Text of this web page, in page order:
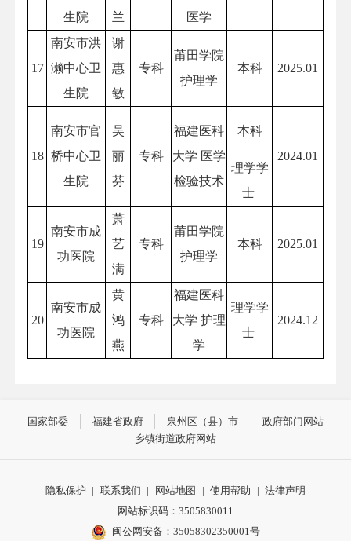
生院
兰
医学
17
南安市洪
濑中心卫
生院
谢
惠
敏
专科
莆田学院
护理学
本科 2025.01
18
南安市官
桥中心卫
生院
吴
丽
芬
专科
福建医科
大学 医学
检验技术
本科
理学学
士
2024.01
19
南安市成
功医院
萧
艺
满
专科
莆田学院
护理学
本科 2025.01
20
南安市成
功医院
黄
鸿
燕
专科
福建医科
大学 护理
学
理学学
士
2024.12
国家部委 福建省政府 泉州区（县）市
政府部门网站
乡镇街道政府网站
隐私保护 | 联系我们 | 网站地图 | 使用帮助 | 法律声明
网站标识码：3505830011
闽公网安备：35058302350001号